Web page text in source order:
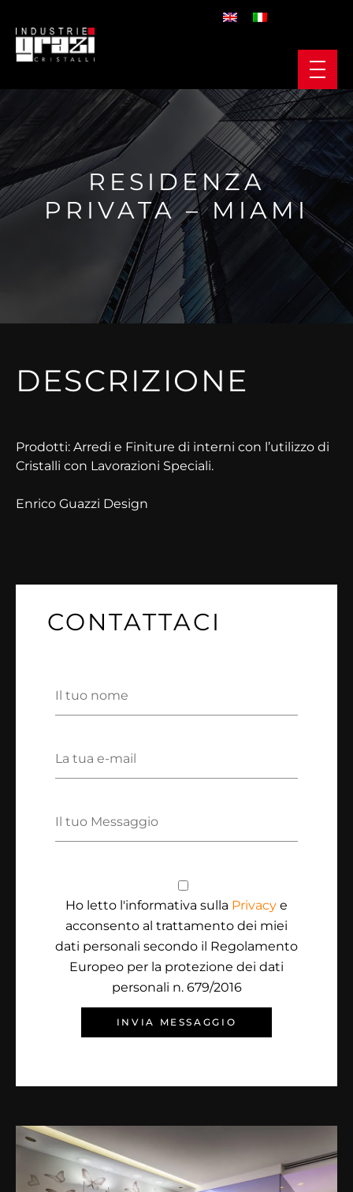
RESIDENZA
PRIVATA – MIAMI
DESCRIZIONE
Prodotti: Arredi e Finiture di interni con l’utilizzo di
Cristalli con Lavorazioni Speciali.
Enrico Guazzi Design
CONTATTACI
Ho letto l'informativa sulla Privacy e
acconsento al trattamento dei miei
dati personali secondo il Regolamento
Europeo per la protezione dei dati
personali n. 679/2016